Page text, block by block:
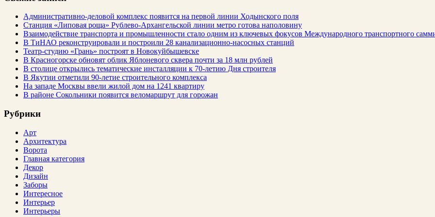
Административно-деловой комплекс появится на первой линии Ходынского поля
Станция «Липовая роща» Рублево-Архангельской линии метро готова наполовину
Взаимодействие транспорта и промышленности стало одним из ключевых фокусов Международного транспортного
В ТиНАО реконструировали и построили 28 канализационно-насосных станций
Театр-студию «Грань» построят в Новокуйбышевске
В Красногорске обновят облик Яблоневого сквера почти за 18 млн рублей
В столице открылись тематические инсталляции к 70-летию Дня строителя
В Якутии отметили 90-летие строительного комплекса
На западе Москвы ввели жилой дом на 1241 квартиру
В районе Сокольники появится веломаршрут для горожан
Рубрики
Арт
Архитектура
Ворота
Главная категория
Декор
Дизайн
Заборы
Интересное
Интерьер
Интерьеры